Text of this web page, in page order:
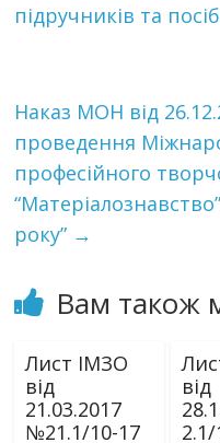
підручників та
Наказ МОН від
проведення
професійного
року” →
Вам також
Лист ІМЗО
від
21.03.2017
№21.1/10-17
від